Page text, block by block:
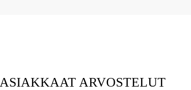
ASIAKKAAT ARVOSTELUT